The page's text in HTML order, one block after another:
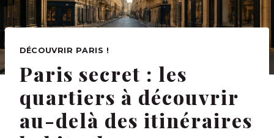
DÉCOUVRIR PARIS !
Paris secret : les
quartiers à découvrir
au-delà des itinéraires